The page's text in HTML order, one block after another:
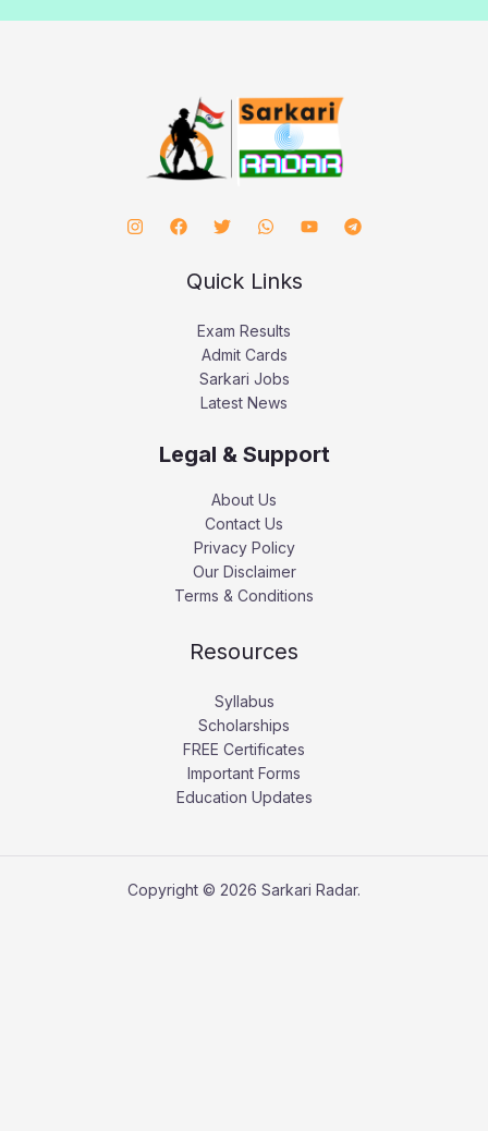
Quick Links
Exam Results
Admit Cards
Sarkari Jobs
Latest News
Legal & Support
About Us
Contact Us
Privacy Policy
Our Disclaimer
Terms & Conditions
Resources
Syllabus
Scholarships
FREE Certificates
Important Forms
Education Updates
Copyright © 2026 Sarkari Radar.